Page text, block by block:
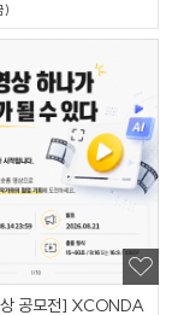
)
공모전] XCONDA